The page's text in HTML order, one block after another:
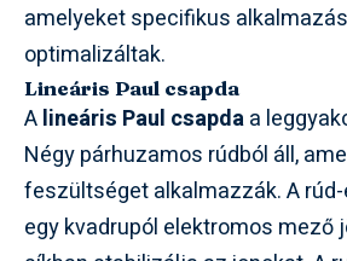
amelyeket specifikus
optimalizáltak.
Lineáris Paul csapda
Alineáris Paul csapdaa
Négy párhuzamos rúdból áll,
feszültséget alkalmazzák. A
egy kvadrupól elektromos mező